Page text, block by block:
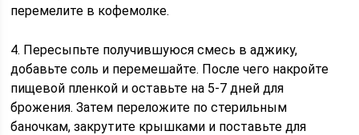
перемелите в кофемолке.
4. Пересыпьте получившуюся смесь в аджику,
добавьте соль и перемешайте. После чего накройте
пищевой пленкой и оставьте на 5-7 дней для
брожения. Затем переложите по стерильным
баночкам, закрутите крышками и поставьте для